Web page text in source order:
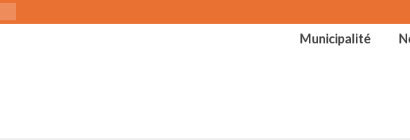
Municipalité